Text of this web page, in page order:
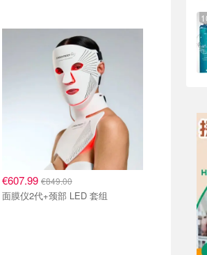
€607.99 €849.00
面膜仪2代+颈部 LED 套组